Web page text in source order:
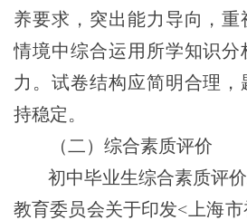
养要求，突出能力导向，
情境中综合运用所学知识
力。试卷结构应简明合理，
持稳定。
（二）综合素质评价
初中毕业生综合素质评
教育委员会关于印发<上海